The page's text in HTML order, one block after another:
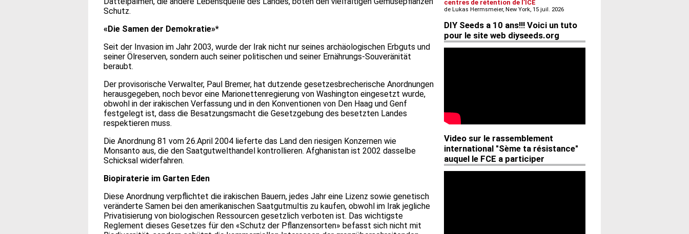
Schutz.
«Die Samen der Demokratie»*
Seit der Invasion im Jahr 2003, wurde der Irak nicht nur seines archäologischen Erbguts und
seiner Ölreserven, sondern auch seiner politischen und seiner Ernährungs-Souveränität
beraubt.
Der provisorische Verwalter, Paul Bremer, hat dutzende gesetzesbrecherische Anordnungen
herausgegeben, noch bevor eine Marionettenregierung von Washington eingesetzt wurde,
obwohl in der irakischen Verfassung und in den Konventionen von Den Haag und Genf
festgelegt ist, dass die Besatzungsmacht die Gesetzgebung des besetzten Landes
respektieren muss.
Die Anordnung 81 vom 26.April 2004 lieferte das Land den riesigen Konzernen wie
Monsanto aus, die den Saatgutwelthandel kontrollieren. Afghanistan ist 2002 dasselbe
Schicksal widerfahren.
Biopiraterie im Garten Eden
Diese Anordnung verpflichtet die irakischen Bauern, jedes Jahr eine Lizenz sowie genetisch
veränderte Samen bei den amerikanischen Saatgutmultis zu kaufen, obwohl im Irak jegliche
Privatisierung von biologischen Ressourcen gesetzlich verboten ist. Das wichtigste
Reglement dieses Gesetzes für den «Schutz der Pflanzensorten» befasst sich nicht mit